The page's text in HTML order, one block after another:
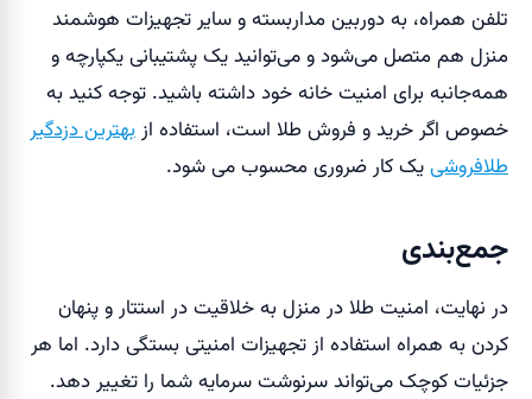
تلفن همراه، به دوربین مداربسته و سایر تجهیزات هوشمند
منزل هم متصل می‌شود و می‌توانید یک پشتیبانی یکپارچه و
همه‌جانبه برای امنیت خانه خود داشته باشید. توجه کنید به
خصوص اگر خرید و فروش طلا است، استفاده از بهترین دزدگیر
طلافروشییک کار ضروری محسوب می شود.
جمع‌بندی
در نهایت، امنیت طلا در منزل به خلاقیت در استتار و پنهان
کردن به همراه استفاده از تجهیزات امنیتی بستگی دارد. اما هر
جزئیات کوچک می‌تواند سرنوشت سرمایه شما را تغییر دهد.